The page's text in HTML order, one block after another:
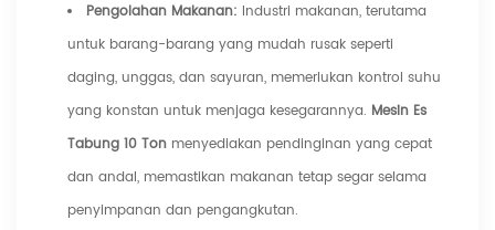
Pengolahan Makanan: Industri makanan, terutama
untuk barang-barang yang mudah rusak seperti
daging, unggas, dan sayuran, memerlukan kontrol suhu
yang konstan untuk menjaga kesegarannya. Mesin Es
Tabung 10 Ton menyediakan pendinginan yang cepat
dan andal, memastikan makanan tetap segar selama
penyimpanan dan pengangkutan.